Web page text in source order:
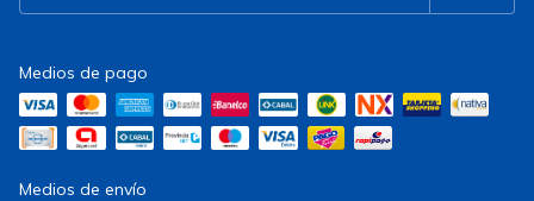
Medios de pago
Medios de envío